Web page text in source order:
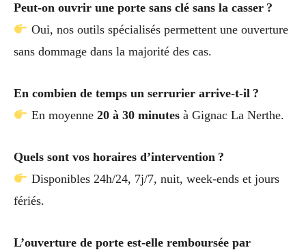
Peut-on ouvrir une porte sans clé sans la casser ?
Oui, nos outils spécialisés permettent une ouverture
sans dommage dans la majorité des cas.
En combien de temps un serrurier arrive-t-il ?
En moyenne 20 à 30 minutesà Gignac La Nerthe.
Quels sont vos horaires d’intervention ?
Disponibles 24h/24, 7j/7, nuit, week-ends et jours
fériés.
L’ouverture de porte est-elle remboursée par